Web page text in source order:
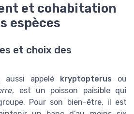
et cohabitation
espèces
et choix des
aussi appelé kryptopterus ou
, est un poisson paisible qui
Pour son bien-être, il est